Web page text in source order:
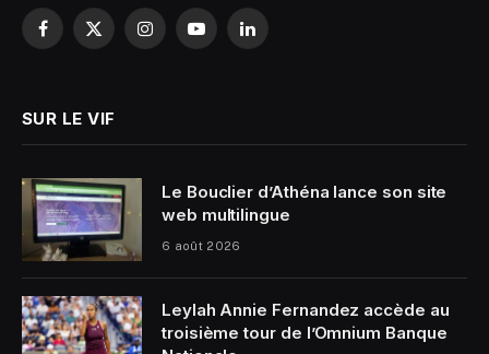
Facebook
X
InstagramYouTubeLinkedIn
SUR LE VIF
Le Bouclier d’Athéna lance son site
web multilingue
6 août 2026
Leylah Annie Fernandez accède au
troisième tour de l’Omnium Banque